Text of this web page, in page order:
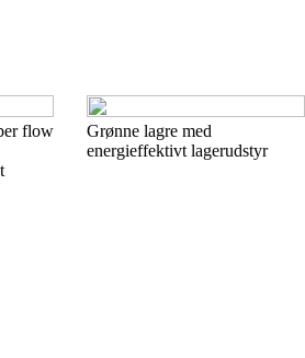
flow
Grønne lagre med
energieffektivt lagerudstyr